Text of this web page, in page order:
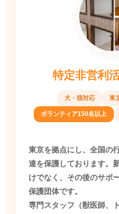
特定非営利
犬・猫対応 東
ボランティア150名以上
東京を拠点にし、全国の
達を保護しております。
けでなく、その後のサポ
保護団体です。
専門スタッフ（獣医師、